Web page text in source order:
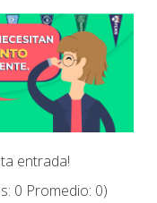
entrada!
0 Promedio: 0)